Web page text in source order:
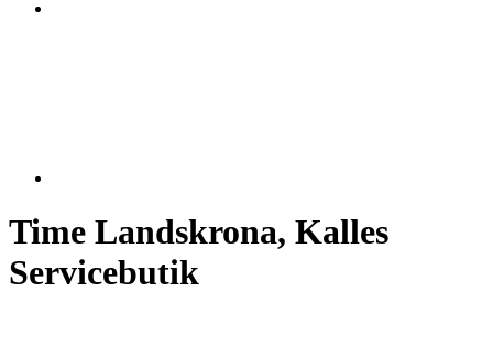
Time Landskrona, Kalles
Servicebutik